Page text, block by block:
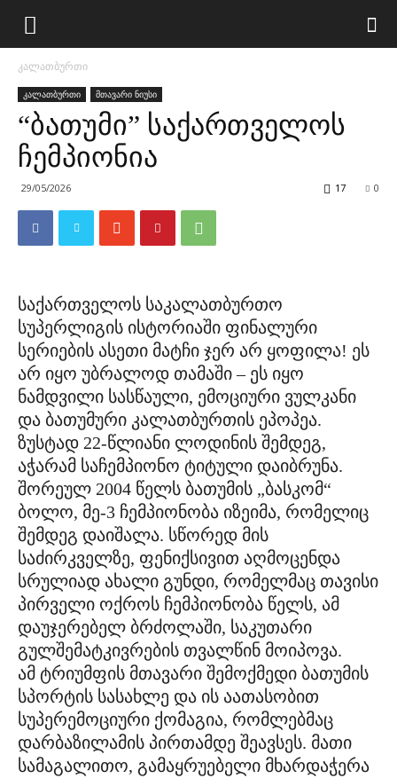
კალათბურთი
კალათბურთი მთავარი ნიუსი
“ბათუმი” საქართველოს
ჩემპიონია
29/05/2026 0
17
საქართველოს საკალათბურთო
სუპერლიგის ისტორიაში ფინალური
სერიების ასეთი მატჩი ჯერ არ ყოფილა! ეს
არ იყო უბრალოდ თამაში – ეს იყო
ნამდვილი სასწაული, ემოციური ვულკანი
და ბათუმური კალათბურთის ეპოპეა.
ზუსტად 22-წლიანი ლოდინის შემდეგ,
აჭარამ საჩემპიონო ტიტული დაიბრუნა.
შორეულ 2004 წელს ბათუმის „ბასკომ“
ბოლო, მე-3 ჩემპიონობა იზეიმა, რომელიც
შემდეგ დაიშალა. სწორედ მის
საძირკველზე, ფენიქსივით აღმოცენდა
სრულიად ახალი გუნდი, რომელმაც თავისი
პირველი ოქროს ჩემპიონობა წელს, ამ
დაუჯერებელ ბრძოლაში, საკუთარი
გულშემატკივრების თვალწინ მოიპოვა.
ამ ტრიუმფის მთავარი შემოქმედი ბათუმის
სპორტის სასახლე და ის აათასობით
სუპერემოციური ქომაგია, რომლებმაც
დარბაზილამის პირთამდე შეავსეს. მათი
სამაგალითო, გამაყრუებელი მხარდაჭერა